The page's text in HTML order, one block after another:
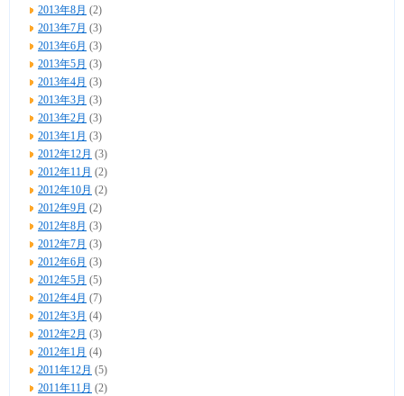
2013年8月 (2)
2013年7月 (3)
2013年6月 (3)
2013年5月 (3)
2013年4月 (3)
2013年3月 (3)
2013年2月 (3)
2013年1月 (3)
2012年12月 (3)
2012年11月 (2)
2012年10月 (2)
2012年9月 (2)
2012年8月 (3)
2012年7月 (3)
2012年6月 (3)
2012年5月 (5)
2012年4月 (7)
2012年3月 (4)
2012年2月 (3)
2012年1月 (4)
2011年12月 (5)
2011年11月 (2)